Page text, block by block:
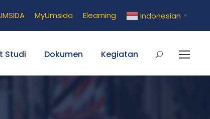
MyUmsida Elearning Indonesian ▼
Studi Dokumen Kegiatan